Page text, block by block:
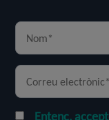
Entenc,